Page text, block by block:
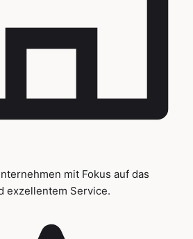
mit Fokus auf das
exzellentem Service.